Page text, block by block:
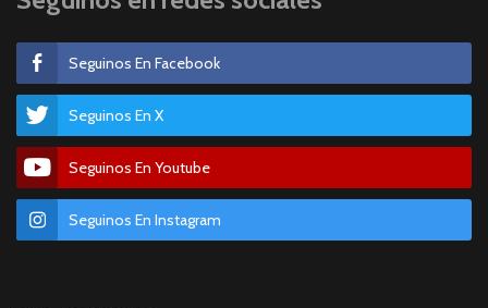
Seguinos En Facebook
Seguinos En X
Seguinos En Youtube
Seguinos En Instagram